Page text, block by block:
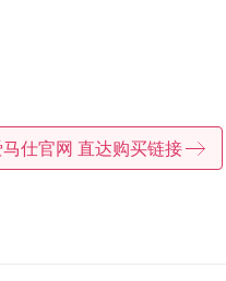
仕官网 直达购买链接